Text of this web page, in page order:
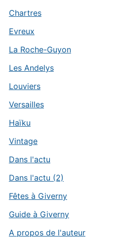
Chartres
Evreux
La Roche-Guyon
Les Andelys
Louviers
Versailles
Haïku
Vintage
Dans l'actu
Dans l'actu (2)
Fêtes à Giverny
Guide à Giverny
A propos de l'auteur